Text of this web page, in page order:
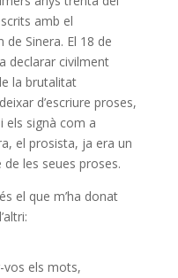
amb el
Sinera. El 18 de
declarar civilment
la brutalitat
d’escriure proses,
els signà com a
el prosista, ja era un
les seues proses.
el que m’ha donat
vos els mots,